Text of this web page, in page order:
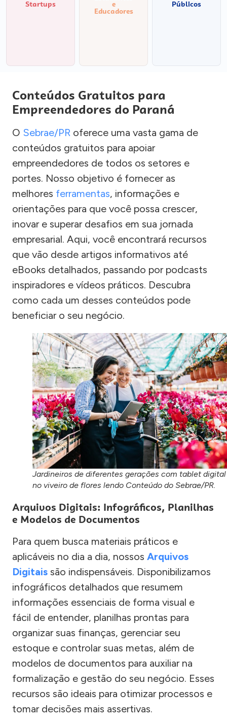
Startups e
Educadores
Públicos
Conteúdos Gratuitos para
Empreendedores do Paraná
O Sebrae/PR oferece uma vasta gama de
conteúdos gratuitos para apoiar
empreendedores de todos os setores e
portes. Nosso objetivo é fornecer as
melhores ferramentas, informações e
orientações para que você possa crescer,
inovar e superar desafios em sua jornada
empresarial. Aqui, você encontrará recursos
que vão desde artigos informativos até
eBooks detalhados, passando por podcasts
inspiradores e vídeos práticos. Descubra
como cada um desses conteúdos pode
beneficiar o seu negócio.
Jardineiros de diferentes gerações com tablet digital
no viveiro de flores lendo Conteúdo do Sebrae/PR.
Arquivos Digitais: Infográficos, Planilhas
e Modelos de Documentos
Para quem busca materiais práticos e
aplicáveis no dia a dia, nossos Arquivos
Digitais são indispensáveis. Disponibilizamos
infográficos detalhados que resumem
informações essenciais de forma visual e
fácil de entender, planilhas prontas para
organizar suas finanças, gerenciar seu
estoque e controlar suas metas, além de
modelos de documentos para auxiliar na
formalização e gestão do seu negócio. Esses
recursos são ideais para otimizar processos e
tomar decisões mais assertivas.